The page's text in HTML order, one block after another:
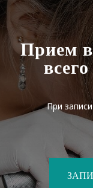
Прием
При